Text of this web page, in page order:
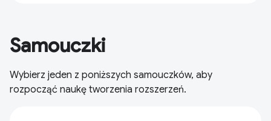
Samouczki
Wybierz jeden z poniższych samouczków, aby
rozpocząć naukę tworzenia rozszerzeń.